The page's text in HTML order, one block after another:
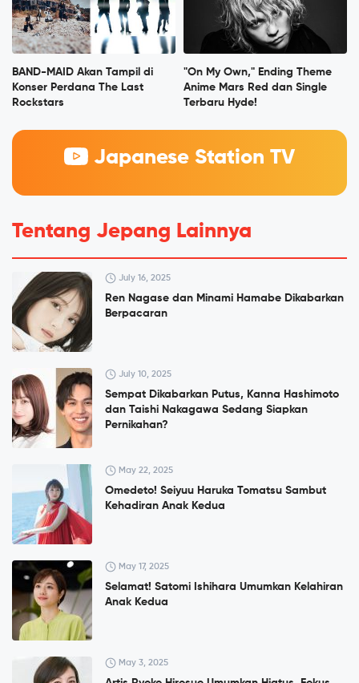
BAND-MAID Akan Tampil di
Konser Perdana The Last
Rockstars
"On My Own," Ending Theme
Anime Mars Red dan Single
Terbaru Hyde!
Japanese Station TV
Tentang Jepang Lainnya
July 16, 2025
Ren Nagase dan Minami Hamabe Dikabarkan
Berpacaran
July 10, 2025
Sempat Dikabarkan Putus, Kanna Hashimoto
dan Taishi Nakagawa Sedang Siapkan
Pernikahan?
May 22, 2025
Omedeto! Seiyuu Haruka Tomatsu Sambut
Kehadiran Anak Kedua
May 17, 2025
Selamat! Satomi Ishihara Umumkan Kelahiran
Anak Kedua
May 3, 2025